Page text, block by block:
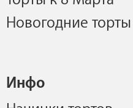
Новогодние торты
Инфо